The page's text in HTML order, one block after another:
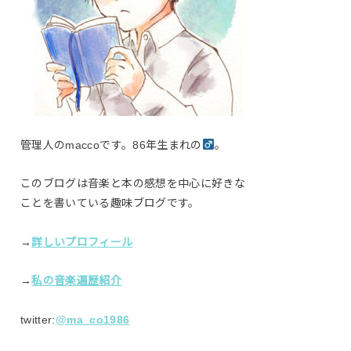
管理人のmaccoです。86年生まれの 。
このブログは音楽と本の感想を中心に好きな
ことを書いている趣味ブログです。
→詳しいプロフィール
→私の音楽遍歴紹介
twitter:@ma_co1986